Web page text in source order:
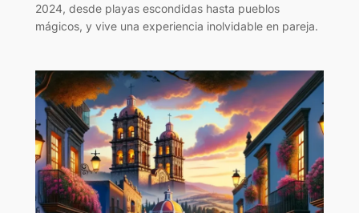
2024, desde playas escondidas hasta pueblos
mágicos, y vive una experiencia inolvidable en pareja.